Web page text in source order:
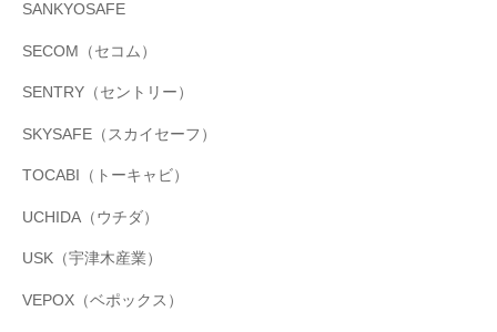
SANKYOSAFE
SECOM（セコム）
SENTRY（セントリー）
SKYSAFE（スカイセーフ）
TOCABI（トーキャビ）
UCHIDA（ウチダ）
USK（宇津木産業）
VEPOX（ベポックス）